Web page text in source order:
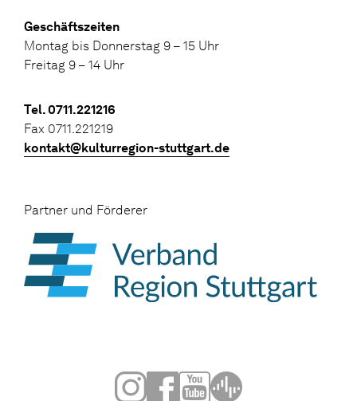
Geschäftszeiten
Montag bis Donnerstag 9 – 15 Uhr
Freitag 9 – 14 Uhr
Tel. 0711.221216
Fax 0711.221219
kontakt@kulturregion-stuttgart.de
Partner und Förderer